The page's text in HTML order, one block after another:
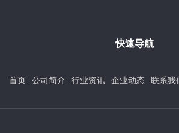
快速导航
首页 公司简介 行业资讯 企业动态 联系我